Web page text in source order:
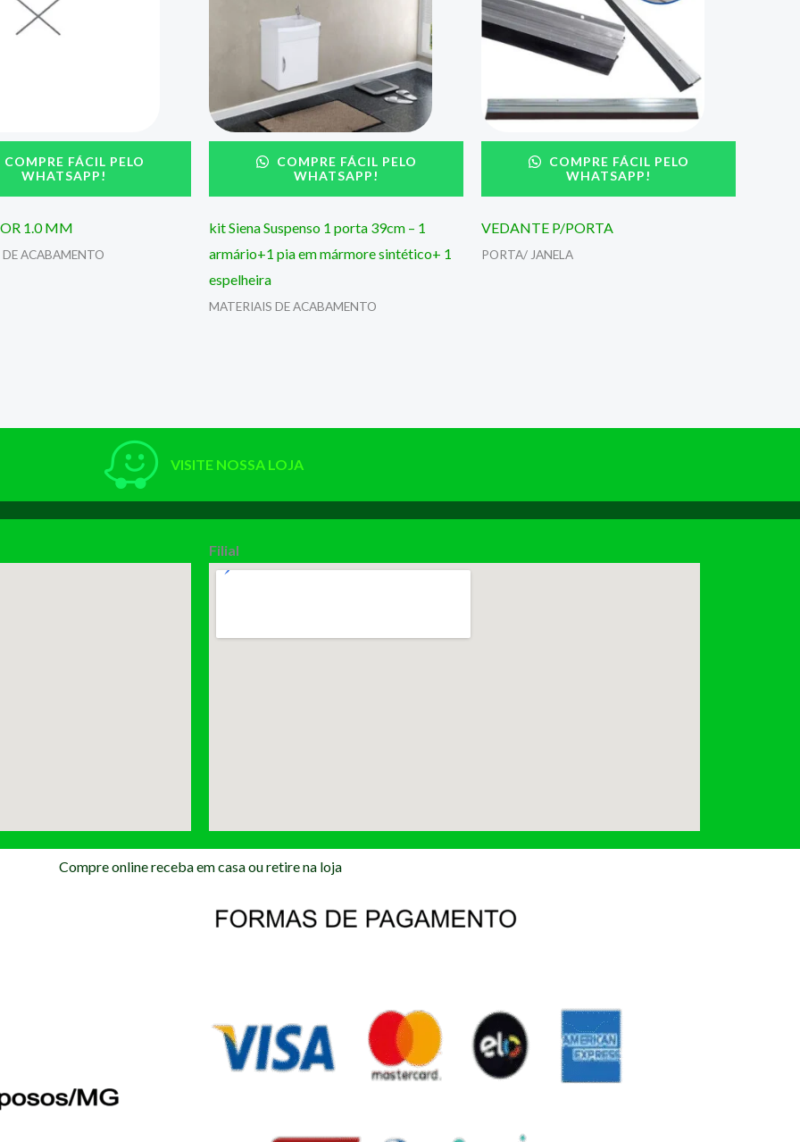
COMPRE FÁCIL PELO
WHATSAPP!
1.0 MM
ACABAMENTO
COMPRE FÁCIL PELO
WHATSAPP!
kit Siena Suspenso 1 porta 39cm – 1
armário+1 pia em mármore sintético+ 1
espelheira
MATERIAIS DE ACABAMENTO
COMPRE FÁCIL PELO
WHATSAPP!
VEDANTE P/PORTA
PORTA/ JANELA
VISITE NOSSA LOJA
Filial
Compre online receba em casa ou retire na loja